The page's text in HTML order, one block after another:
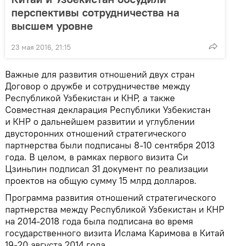
перспективы сотрудничества на
высшем уровне
23 мая 2016, 21:15
Важные для развития отношений двух стран
Договор о дружбе и сотрудничестве между
Республикой Узбекистан и КНР, а также
Совместная декларация Республики Узбекистан
и КНР о дальнейшем развитии и углублении
двусторонних отношений стратегического
партнерства были подписаны 8-10 сентября 2013
года. В целом, в рамках первого визита Си
Цзиньпин подписал 31 документ по реализации
проектов на общую сумму 15 млрд долларов.
Программа развития отношений стратегического
партнерства между Республикой Узбекистан и КНР
на 2014-2018 года была подписана во время
государственного визита Ислама Каримова в Китай